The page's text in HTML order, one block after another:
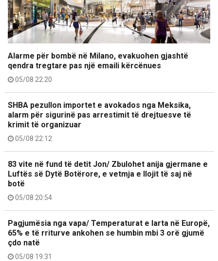
Alarme për bombë në Milano, evakuohen gjashtë
qendra tregtare pas një emaili kërcënues
05/08 22:20
SHBA pezullon importet e avokados nga Meksika,
alarm për sigurinë pas arrestimit të drejtuesve të
krimit të organizuar
05/08 22:12
83 vite në fund të detit Jon/ Zbulohet anija gjermane e
Luftës së Dytë Botërore, e vetmja e llojit të saj në
botë
05/08 20:54
Pagjumësia nga vapa/ Temperaturat e larta në Europë,
65% e të rriturve ankohen se humbin mbi 3 orë gjumë
çdo natë
05/08 19:31